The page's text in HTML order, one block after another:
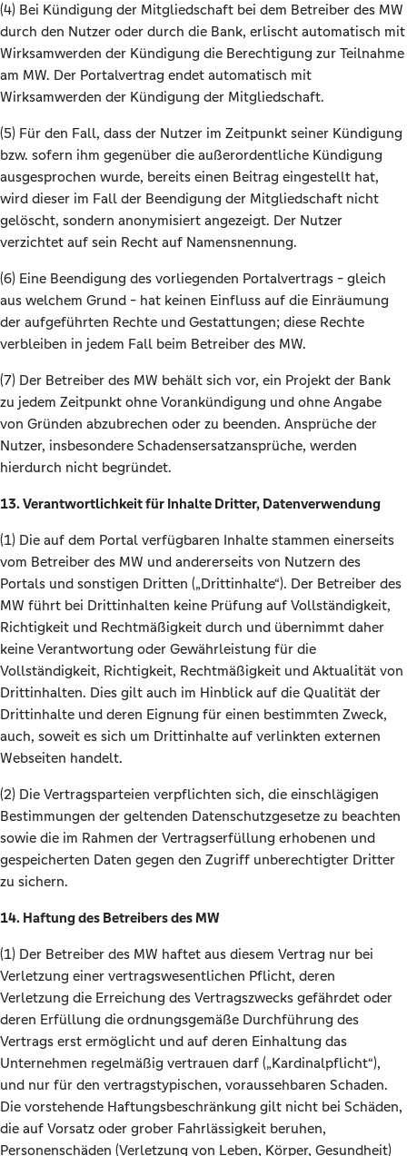
(4) Bei Kündigung der Mitgliedschaft bei dem Betreiber des MW
durch den Nutzer oder durch die Bank, erlischt automatisch mit
Wirksamwerden der Kündigung die Berechtigung zur Teilnahme
am MW. Der Portalvertrag endet automatisch mit
Wirksamwerden der Kündigung der Mitgliedschaft.
(5) Für den Fall, dass der Nutzer im Zeitpunkt seiner Kündigung
bzw. sofern ihm gegenüber die außerordentliche Kündigung
ausgesprochen wurde, bereits einen Beitrag eingestellt hat,
wird dieser im Fall der Beendigung der Mitgliedschaft nicht
gelöscht, sondern anonymisiert angezeigt. Der Nutzer
verzichtet auf sein Recht auf Namensnennung.
(6) Eine Beendigung des vorliegenden Portalvertrags - gleich
aus welchem Grund - hat keinen Einfluss auf die Einräumung
der aufgeführten Rechte und Gestattungen; diese Rechte
verbleiben in jedem Fall beim Betreiber des MW.
(7) Der Betreiber des MW behält sich vor, ein Projekt der Bank
zu jedem Zeitpunkt ohne Vorankündigung und ohne Angabe
von Gründen abzubrechen oder zu beenden. Ansprüche der
Nutzer, insbesondere Schadensersatzansprüche, werden
hierdurch nicht begründet.
13. Verantwortlichkeit für Inhalte Dritter, Datenverwendung
(1) Die auf dem Portal verfügbaren Inhalte stammen einerseits
vom Betreiber des MW und andererseits von Nutzern des
Portals und sonstigen Dritten („Drittinhalte“). Der Betreiber des
MW führt bei Drittinhalten keine Prüfung auf Vollständigkeit,
Richtigkeit und Rechtmäßigkeit durch und übernimmt daher
keine Verantwortung oder Gewährleistung für die
Vollständigkeit, Richtigkeit, Rechtmäßigkeit und Aktualität von
Drittinhalten. Dies gilt auch im Hinblick auf die Qualität der
Drittinhalte und deren Eignung für einen bestimmten Zweck,
auch, soweit es sich um Drittinhalte auf verlinkten externen
Webseiten handelt.
(2) Die Vertragsparteien verpflichten sich, die einschlägigen
Bestimmungen der geltenden Datenschutzgesetze zu beachten
sowie die im Rahmen der Vertragserfüllung erhobenen und
gespeicherten Daten gegen den Zugriff unberechtigter Dritter
zu sichern.
14. Haftung des Betreibers des MW
(1) Der Betreiber des MW haftet aus diesem Vertrag nur bei
Verletzung einer vertragswesentlichen Pflicht, deren
Verletzung die Erreichung des Vertragszwecks gefährdet oder
deren Erfüllung die ordnungsgemäße Durchführung des
Vertrags erst ermöglicht und auf deren Einhaltung das
Unternehmen regelmäßig vertrauen darf („Kardinalpflicht“),
und nur für den vertragstypischen, voraussehbaren Schaden.
Die vorstehende Haftungsbeschränkung gilt nicht bei Schäden,
die auf Vorsatz oder grober Fahrlässigkeit beruhen,
Personenschäden (Verletzung von Leben, Körper, Gesundheit)